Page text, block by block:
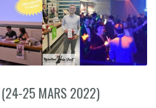
(24-25 MARS 2022)